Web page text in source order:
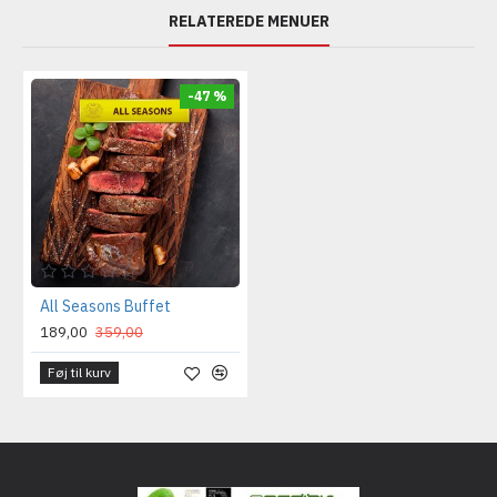
RELATEREDE MENUER
-47 %
All Seasons Buffet
189,00 359,00
Føj til kurv